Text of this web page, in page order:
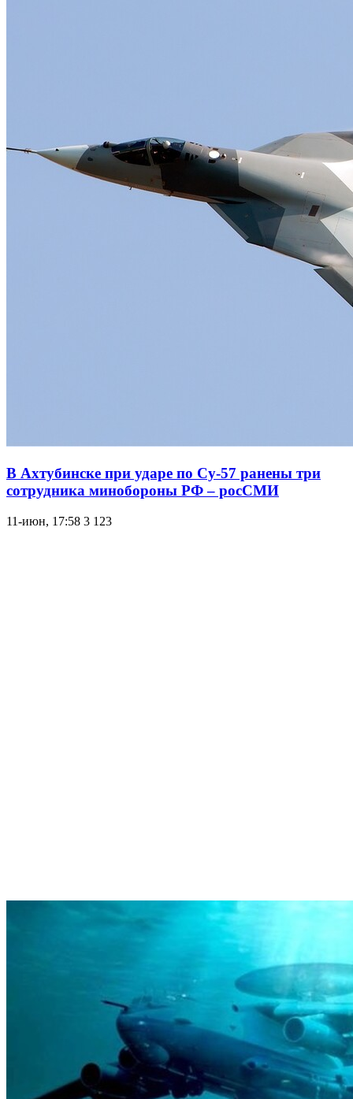
В Ахтубинске при ударе по Су-57 ранены три
сотрудника минобороны РФ – росСМИ
11-июн, 17:58 3 123